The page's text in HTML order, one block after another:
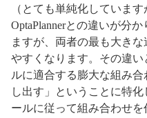
（とても単純化していま
OptaPlannerとの違いが分
ますが、両者の最も大き
やすくなります。その違い
ルに適合する膨大な組み
し出す」ということに特
ールに従って組み合わせ